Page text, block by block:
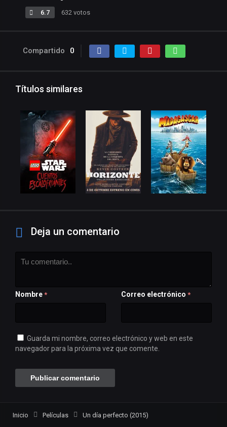
6.7 632 votos
Compartido 0
Títulos similares
Deja un comentario
Nombre * Correo electrónico *
Guarda mi nombre, correo electrónico y web en este
navegador para la próxima vez que comente.
Inicio Películas Un día perfecto (2015)